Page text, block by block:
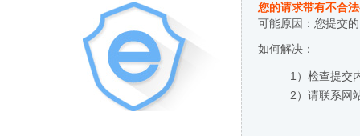
您的请求带有不合
可能原因：您提交
如何解决：
1）检查提交
2）请联系网